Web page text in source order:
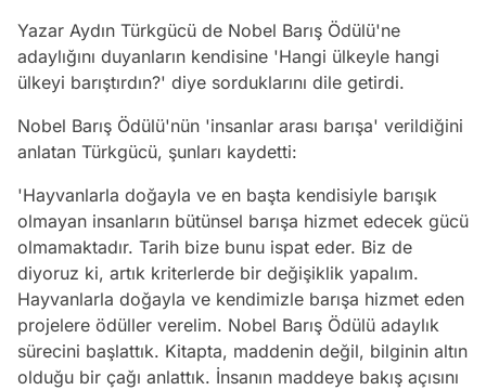
Yazar Aydın Türkgücü de Nobel Barış Ödülü'ne
adaylığını duyanların kendisine 'Hangi ülkeyle hangi
ülkeyi barıştırdın?' diye sorduklarını dile getirdi.
Nobel Barış Ödülü'nün 'insanlar arası barışa' verildiğini
anlatan Türkgücü, şunları kaydetti:
'Hayvanlarla doğayla ve en başta kendisiyle barışık
olmayan insanların bütünsel barışa hizmet edecek gücü
olmamaktadır. Tarih bize bunu ispat eder. Biz de
diyoruz ki, artık kriterlerde bir değişiklik yapalım.
Hayvanlarla doğayla ve kendimizle barışa hizmet eden
projelere ödüller verelim. Nobel Barış Ödülü adaylık
sürecini başlattık. Kitapta, maddenin değil, bilginin altın
olduğu bir çağı anlattık. İnsanın maddeye bakış açısını